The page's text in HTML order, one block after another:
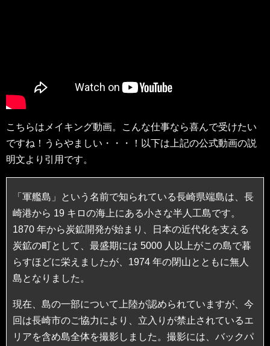
こちらはメイキング動画。こんな仕事なら喜んで受けたい
ですね！うらやましい・・・！以下は上記の公式動画の説
明文より引用です。
「軍艦島」という名前で知られている長崎県端島は、長
崎港から 19 キロの海上にある小さな半人工島です。
1870 年から炭鉱開発が始まり、日本の近代化を支える
炭鉱の町として、最盛期には 5000 人以上がこの島で暮
らすほどに栄えましたが、1974 年の閉山とともに無人
島となりました。
現在、島の一部について上陸が認められていますが、今
回は長崎市のご協力により、立入­りが禁止されているエ
リアを含め島全体を撮影しました。撮影には、バックパ